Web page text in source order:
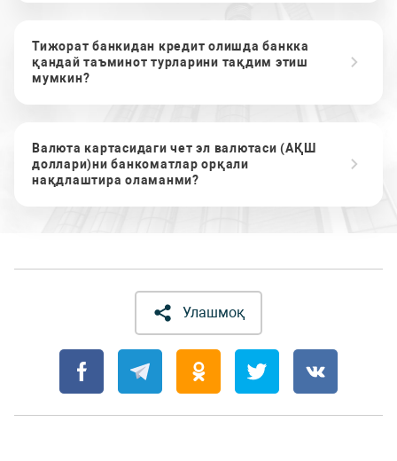
Тижорат банкидан кредит олишда банкка
қандай таъминот турларини тақдим этиш
мумкин?
Валюта картасидаги чет эл валютаси (АҚШ
доллари)ни банкоматлар орқали
нақдлаштира оламанми?
Улашмоқ